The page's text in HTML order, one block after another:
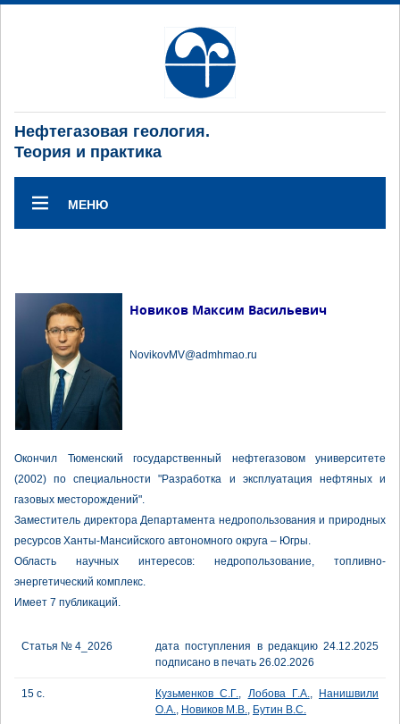
Нефтегазовая геология.
Теория и практика
МЕНЮ
Новиков Максим Васильевич
NovikovMV@admhmao.ru
Окончил Тюменский государственный нефтегазовом университете
(2002) по специальности "Разработка и эксплуатация нефтяных и
газовых месторождений".
Заместитель директора Департамента недропользования и природных
ресурсов Ханты-Мансийского автономного округа – Югры.
Область научных интересов: недропользование, топливно-
энергетический комплекс.
Имеет 7 публикаций.
Статья № 4_2026
дата поступления в редакцию 24.12.2025
подписано в печать 26.02.2026
15 с. Кузьменков С.Г., Лобова Г.А.,
Нанишвили
О.А., Новиков М.В., Бутин В.С.